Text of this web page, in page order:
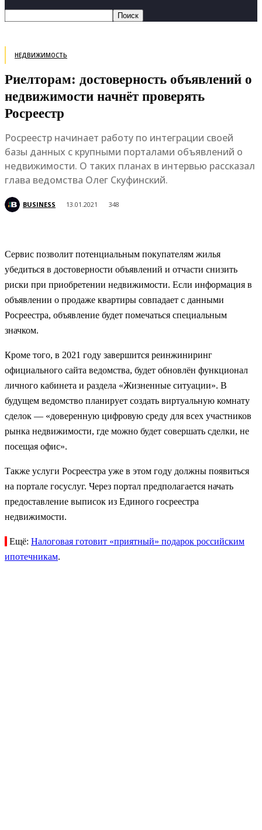
НЕДВИЖИМОСТЬ
Риелторам: достоверность объявлений о
недвижимости начнёт проверять
Росреестр
Росреестр начинает работу по интеграции своей
базы данных с крупными порталами объявлений о
недвижимости. О таких планах в интервью рассказал
глава ведомства Олег Скуфинский.
BUSINESS 13.01.2021 348
Сервис позволит потенциальным покупателям жилья
убедиться в достоверности объявлений и отчасти снизить
риски при приобретении недвижимости. Если информация в
объявлении о продаже квартиры совпадает с данными
Росреестра, объявление будет помечаться специальным
значком.
Кроме того, в 2021 году завершится реинжиниринг
официального сайта ведомства, будет обновлён функционал
личного кабинета и раздела «Жизненные ситуации». В
будущем ведомство планирует создать виртуальную комнату
сделок — «доверенную цифровую среду для всех участников
рынка недвижимости, где можно будет совершать сделки, не
посещая офис».
Также услуги Росреестра уже в этом году должны появиться
на портале госуслуг. Через портал предполагается начать
предоставление выписок из Единого госреестра
недвижимости.
Ещё: Налоговая готовит «приятный» подарок российским
ипотечникам.